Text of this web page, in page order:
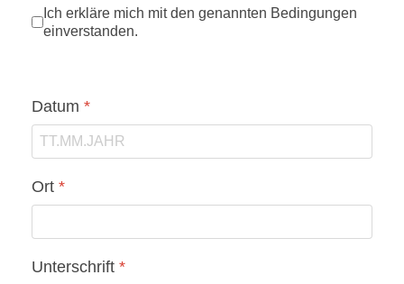
Ich erkläre mich mit den genannten Bedingungen
einverstanden.
Datum *
Ort *
Unterschrift *